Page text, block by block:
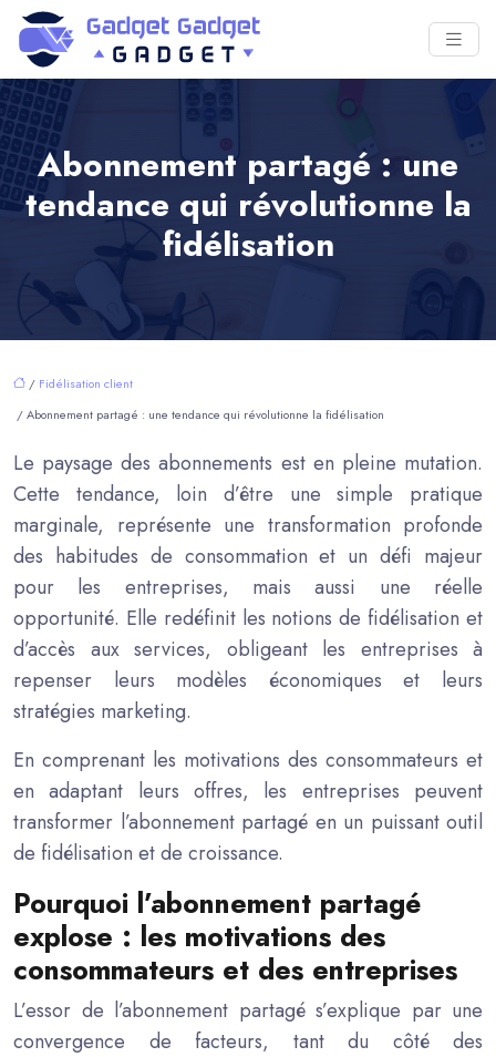
Abonnement partagé : une
tendance qui révolutionne la
fidélisation
/ Fidélisation client
/ Abonnement partagé : une tendance qui révolutionne la fidélisation
Le paysage des abonnements est en pleine mutation.
Cette tendance, loin d’être une simple pratique
marginale, représente une transformation profonde
des habitudes de consommation et un défi majeur
pour les entreprises, mais aussi une réelle
opportunité. Elle redéfinit les notions de fidélisation et
d’accès aux services, obligeant les entreprises à
repenser leurs modèles économiques et leurs
stratégies marketing.
En comprenant les motivations des consommateurs et
en adaptant leurs offres, les entreprises peuvent
transformer l’abonnement partagé en un puissant outil
de fidélisation et de croissance.
Pourquoi l’abonnement partagé
explose : les motivations des
consommateurs et des entreprises
L’essor de l’abonnement partagé s’explique par une
convergence de facteurs, tant du côté des